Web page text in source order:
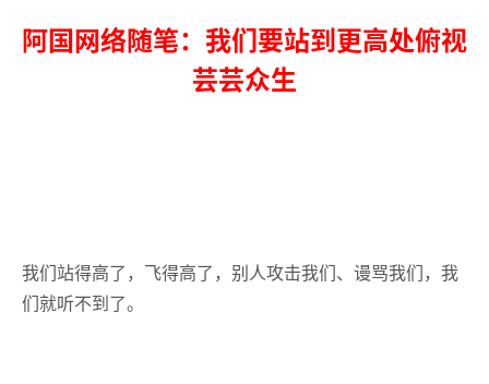
阿国网络随笔：我们要站到更高处俯视
芸芸众生
我们站得高了，飞得高了，别人攻击我们、谩骂我们，我
们就听不到了。